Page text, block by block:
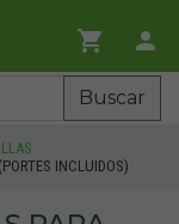
Buscar
INCLUIDOS)